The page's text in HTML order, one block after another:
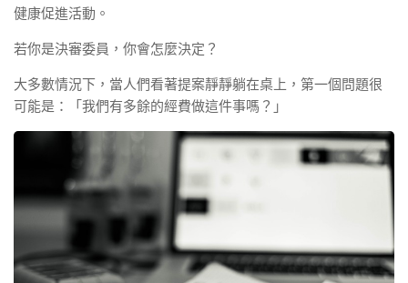
健康促進活動。
若你是決審委員，你會怎麼決定？
大多數情況下，當人們看著提案靜靜躺在桌上，第一個問題很
可能是：「我們有多餘的經費做這件事嗎？」